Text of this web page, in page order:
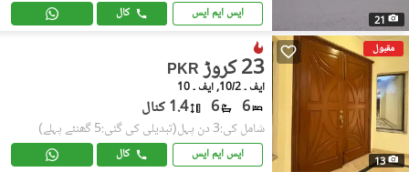
21 ایس ایم ایس کال
مقبول
13
PKR 23 کروڑ
ایف ۔ 10/2, ایف ۔ 10
6
6 1.4 کنال
شامل کی:3 دن پہل (تبدیلی کی گئی:5 گھنٹے پہلے)
ایس ایم ایس کال